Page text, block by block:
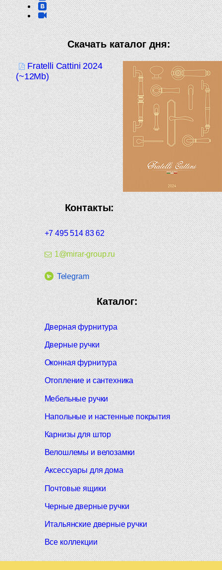
Скачать каталог дня:
Fratelli Cattini 2024
(~12Mb)
Контакты:
+7 495 514 83 62
1@mirar-group.ru
Telegram
Каталог:
Дверная фурнитура
Дверные ручки
Оконная фурнитура
Отопление и сантехника
Мебельные ручки
Напольные и настенные покрытия
Карнизы для штор
Велошлемы и велозамки
Аксессуары для дома
Почтовые ящики
Черные дверные ручки
Итальянские дверные ручки
Все коллекции